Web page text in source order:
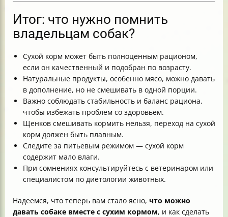
Итог: что нужно помнить
владельцам собак?
Сухой корм может быть полноценным рационом,
если он качественный и подобран по возрасту.
Натуральные продукты, особенно мясо, можно давать
в дополнение, но не смешивать в одной порции.
Важно соблюдать стабильность и баланс рациона,
чтобы избежать проблем со здоровьем.
Щенков смешивать кормить нельзя, переход на сухой
корм должен быть плавным.
Следите за питьевым режимом — сухой корм
содержит мало влаги.
При сомнениях консультируйтесь с ветеринаром или
специалистом по диетологии животных.
Надеемся, что теперь вам стало ясно, что можно
давать собаке вместе с сухим кормом, и как сделать